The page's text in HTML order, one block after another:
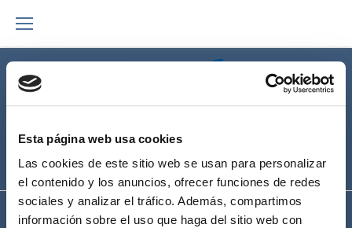
Esta página web usa cookies
Las cookies de este sitio web se usan para personalizar
el contenido y los anuncios, ofrecer funciones de redes
sociales y analizar el tráfico. Además, compartimos
información sobre el uso que haga del sitio web con
Asistec Bajo Aragón SL © 2026.Icons by Icons8